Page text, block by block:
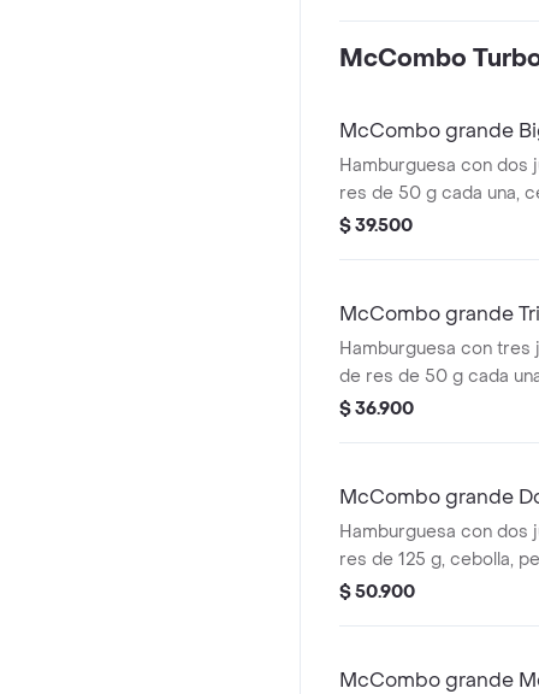
dorado con ajonjolí.
a elección.
McCombo
McCombo grande
Hamburguesa con dos
res de 50 g cada una,
fresca, pepinillos,
ajonjolí. Acompañada
grandes y bebida
$ 39.500
McCombo grande
Queso
Hamburguesa con tres
de res de 50 g cada
cheddar cremoso,
grandes y bebida
$ 36.900
McCombo grande
Queso
Hamburguesa con dos
res de 125 g, cebolla,
queso cheddar
bebida grande a
$ 50.900
McCombo grande